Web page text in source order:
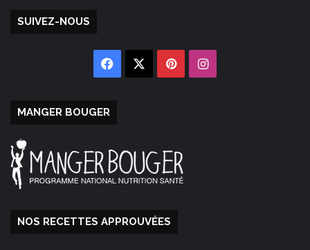
SUIVEZ-NOUS
Facebook PinterestInstagram
MANGER BOUGER
NOS RECETTES APPROUVÉES